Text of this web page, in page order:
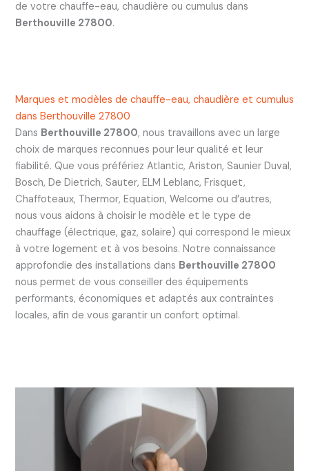
de votre chauffe-eau, chaudière ou cumulus dans
Berthouville 27800.
Marques et modèles de chauffe-eau, chaudière et cumulus
dans Berthouville 27800
Dans Berthouville 27800, nous travaillons avec un large
choix de marques reconnues pour leur qualité et leur
fiabilité. Que vous préfériez Atlantic, Ariston, Saunier Duval,
Bosch, De Dietrich, Sauter, ELM Leblanc, Frisquet,
Chaffoteaux, Thermor, Equation, Welcome ou d’autres,
nous vous aidons à choisir le modèle et le type de
chauffage (électrique, gaz, solaire) qui correspond le mieux
à votre logement et à vos besoins. Notre connaissance
approfondie des installations dans Berthouville 27800
nous permet de vous conseiller des équipements
performants, économiques et adaptés aux contraintes
locales, afin de vous garantir un confort optimal.